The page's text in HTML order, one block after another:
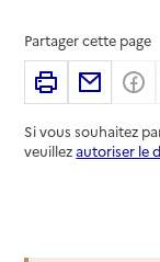
Partager cette page
Imprimer
Si vous souhaitez
veuillezautoriser le